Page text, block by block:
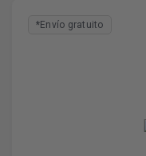
*Envío gratuito